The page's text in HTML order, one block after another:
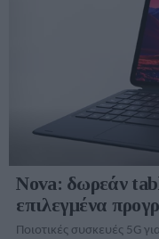
Nova: δωρεάν
επιλεγμένα
Ποιοτικές συσκευές 5G